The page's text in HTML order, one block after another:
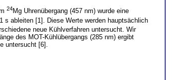
24Mg Uhrenübergang (457 nm) wurde eine
s ableiten [1]. Diese Werte werden hauptsächlich
neue Kühlverfahren untersucht. Wir
des MOT-Kühlübergangs (285 nm) ergibt
untersucht [6].